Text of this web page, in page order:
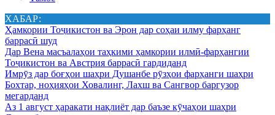
ХАБАР:
Ҳамкории Тоҷикистон ва Эрон дар соҳаи илму фарҳанг
баррасӣ шуд
Дар Вена масъалаҳои таҳкими ҳамкории илмӣ-фарҳангии
Тоҷикистон ва Австрия баррасӣ гардиданд
Имрӯз дар боғҳои шаҳри Душанбе рӯзҳои фарҳанги шаҳри
Бохтар, ноҳияҳои Ховалинг, Лахш ва Сангвор баргузор
мегарданд
Аз 1 август ҳаракати нақлиёт дар баъзе кӯчаҳои шаҳри